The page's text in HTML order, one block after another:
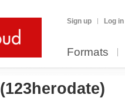
Sign up Log in
Formats
(123herodate)